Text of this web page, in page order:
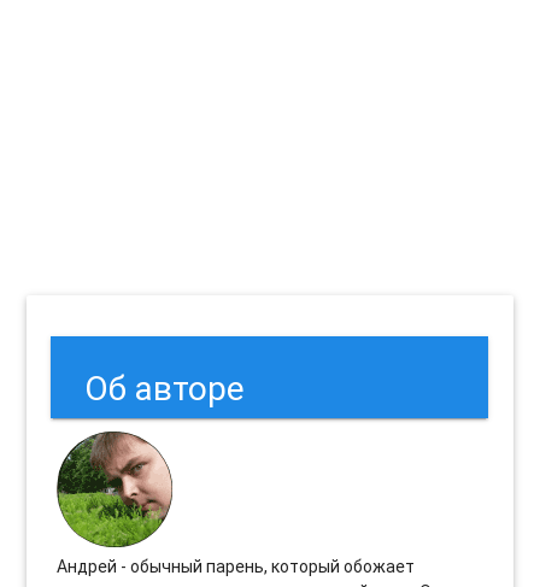
Об авторе
Андрей - обычный парень, который обожает